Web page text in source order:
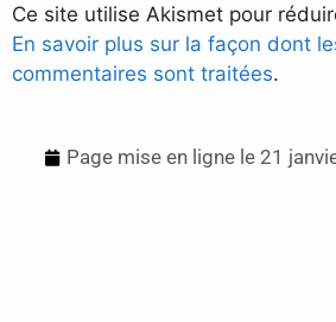
Ce site utilise Akismet pour
En savoir plus sur la façon dont
commentaires sont traitées.
Page mise en ligne le 21